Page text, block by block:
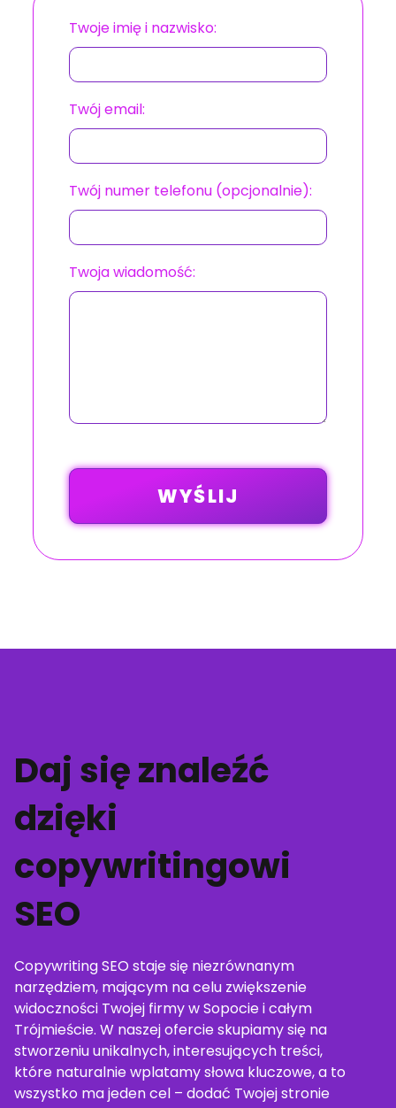
Twoje imię i nazwisko:
Twój email:
Twój numer telefonu (opcjonalnie):
Twoja wiadomość:
Daj się znaleźć
dzięki
copywritingowi
SEO
Copywriting SEO staje się niezrównanym
narzędziem, mającym na celu zwiększenie
widoczności Twojej firmy w Sopocie i całym
Trójmieście. W naszej ofercie skupiamy się na
stworzeniu unikalnych, interesujących treści,
które naturalnie wplatamy słowa kluczowe, a to
wszystko ma jeden cel – dodać Twojej stronie